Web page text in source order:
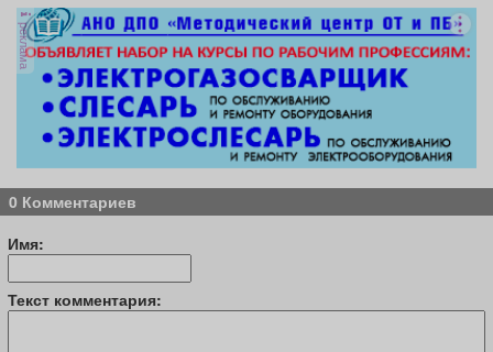
реклама
0 Комментариев
Имя:
Текст комментария: